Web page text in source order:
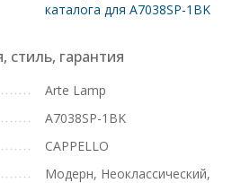
каталога для A7038SP-1BK
стиль, гарантия
Arte Lamp
A7038SP-1BK
CAPPELLO
Модерн, Неоклассический,